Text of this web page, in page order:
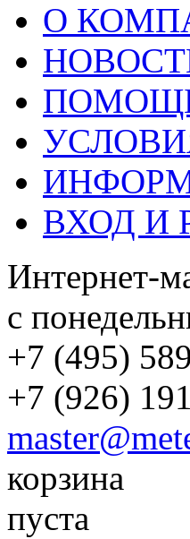
О
ВХОД И
Интернет-
с
+7 (495)
+7 (926)
корзина
пуста